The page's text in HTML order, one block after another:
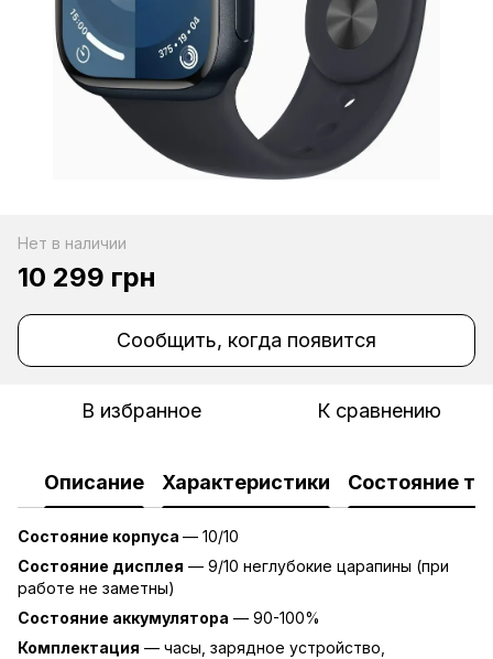
Нет в наличии
10 299 грн
Сообщить, когда появится
В избранное К сравнению
Описание Характеристики Состояние
Состояние корпуса — 10/10
Состояние дисплея — 9/10 неглубокие царапины (при
работе не заметны)
Состояние аккумулятора — 90-100%
Комплектация — часы, зарядное устройство,